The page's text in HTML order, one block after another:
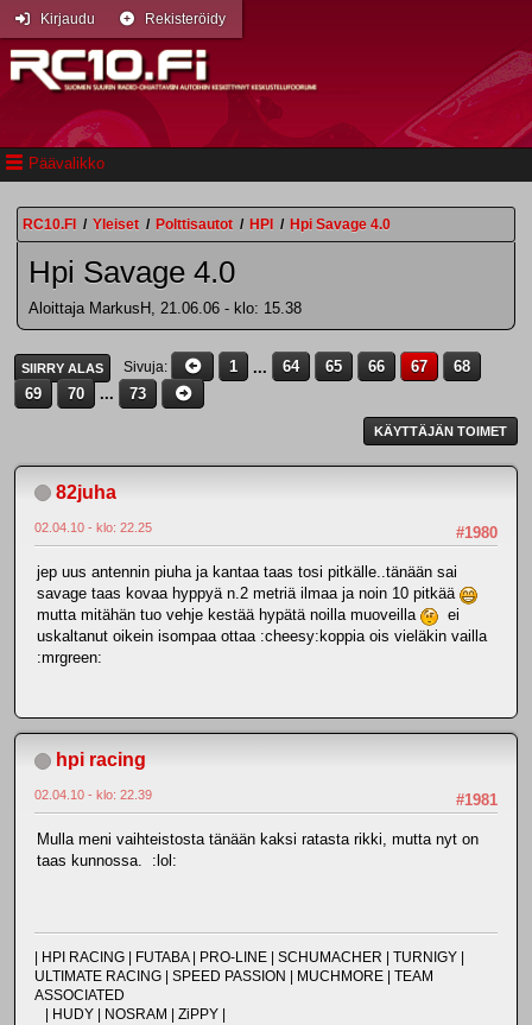
Päävalikko
Kirjaudu Rekisteröidy
RC10.FI / Yleiset / Polttisautot / HPI / Hpi Savage 4.0
Hpi Savage 4.0
Aloittaja MarkusH, 21.06.06 - klo: 15.38
SIIRRY ALAS Sivuja 1 ... 64 65 66 67
68
69
70 ... 73
KÄYTTÄJÄN TOIMET
82juha
#1980
02.04.10 - klo: 22.25
jep uus antennin piuha ja kantaa taas tosi pitkälle..tänään sai
savage taas kovaa hyppyä n.2 metriä ilmaa ja noin 10 pitkää
mutta mitähän tuo vehje kestää hypätä noilla muoveilla
ei
uskaltanut oikein isompaa ottaa :cheesy:koppia ois vieläkin vailla
:mrgreen:
hpi racing
#1981
02.04.10 - klo: 22.39
Mulla meni vaihteistosta tänään kaksi ratasta rikki, mutta nyt on
taas kunnossa. :lol:
| HPI RACING | FUTABA | PRO-LINE | SCHUMACHER | TURNIGY |
ULTIMATE RACING | SPEED PASSION | MUCHMORE | TEAM
ASSOCIATED
| HUDY | NOSRAM | ZiPPY |